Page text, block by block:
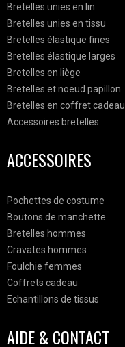
Bretelles unies en lin
Bretelles unies en tissu
Bretelles élastique fines
Bretelles élastique larges
Bretelles en liège
Bretelles et noeud papillon
Bretelles en coffret cadeau
Accessoires bretelles
ACCESSOIRES
Pochettes de costume
Boutons de manchette
Bretelles hommes
Cravates hommes
Foulchie femmes
Coffrets cadeau
Echantillons de tissus
AIDE & CONTACT